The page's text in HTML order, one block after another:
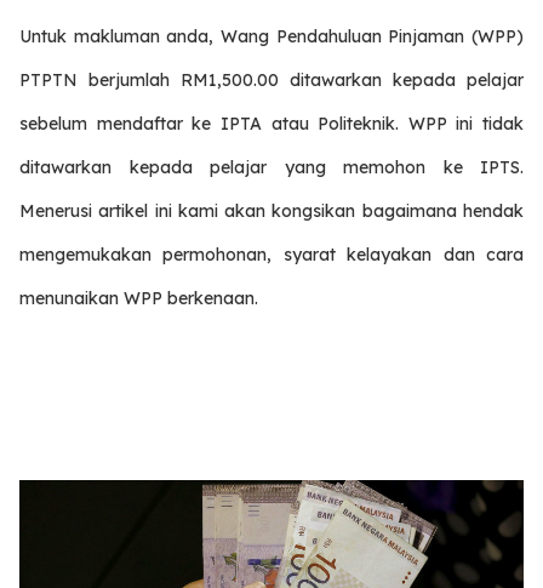
Untuk makluman anda, Wang Pendahuluan Pinjaman (WPP)
PTPTN berjumlah RM1,500.00 ditawarkan kepada pelajar
sebelum mendaftar ke IPTA atau Politeknik. WPP ini tidak
ditawarkan kepada pelajar yang memohon ke IPTS.
Menerusi artikel ini kami akan kongsikan bagaimana hendak
mengemukakan permohonan, syarat kelayakan dan cara
menunaikan WPP berkenaan.